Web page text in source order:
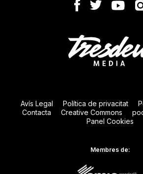
Avís Legal Política de privacitat
Contacta
Creative Commons
Panel Cookies
Membres de: